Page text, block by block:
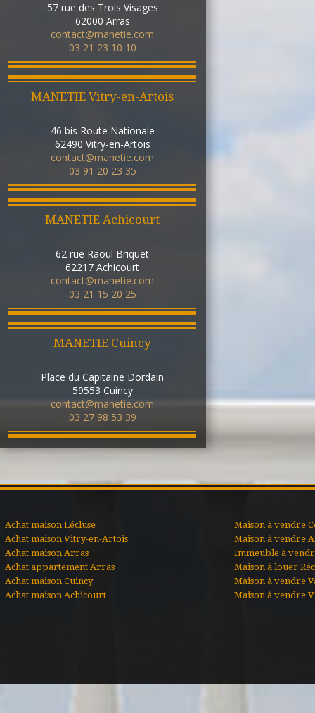
57 rue des Trois Visages
62000 Arras
contact@manetie.com
03 21 23 10 10
MANETIE Vitry-en-Artois
46 bis Route Nationale
62490 Vitry-en-Artois
contact@manetie.com
03 91 20 23 35
MANETIE Achicourt
62 rue Raoul Briquet
62217 Achicourt
contact@manetie.com
03 21 15 20 25
MANETIE Cuincy
Place du Capitaine Dordain
59553 Cuincy
contact@manetie.com
03 27 98 53 39
Achat maison Lécluse
Achat maison Vitry-en-Artois
Achat maison Arras
Achat appartement Arras
Achat maison Cuincy
Achat maison Achicourt
Maison à vendre
Maison à vendre
Immeuble à
Maison à louer
Maison à vendre
Maison à vendre